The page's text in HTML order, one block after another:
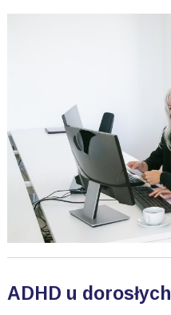
ADHD u dorosłych